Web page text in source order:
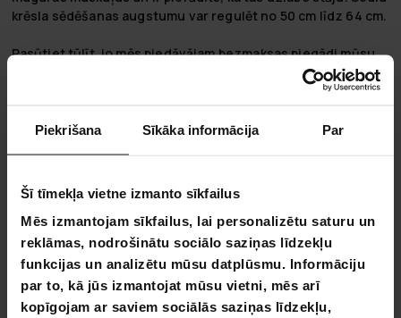
Piekrišana Sīkāka informācija Par
Šī tīmekļa vietne izmanto sīkfailus
Mēs izmantojam sīkfailus, lai personalizētu saturu un
reklāmas, nodrošinātu sociālo saziņas līdzekļu
funkcijas un analizētu mūsu datplūsmu. Informāciju
par to, kā jūs izmantojat mūsu vietni, mēs arī
kopīgojam ar saviem sociālās saziņas līdzekļu,
krēsla sēdēšanas augstumu var regulēt no 50 cm līdz 64 cm.
Pasūtiet tūlīt, jo mēs piedāvājambezmaksas piegādimūsu
Krāsa: Balta.
Matēriāls: PU + dzelzs
Svars: 4,15 kg
Garums: 390 mm
Augstums: 500-640 mm
Platums: 340 mm
Iepakojuma izmēri: